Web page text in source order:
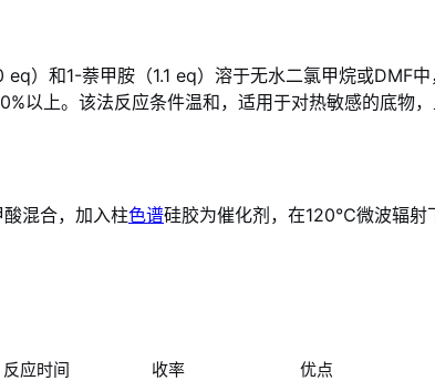
）和1-萘甲胺（1.1 eq）溶于无水二氯甲烷或DMF
上。该法反应条件温和，适用于对热敏感的底物，
混合，加入柱色谱硅胶为催化剂，在120℃微波辐射
反应时间 收率 优点